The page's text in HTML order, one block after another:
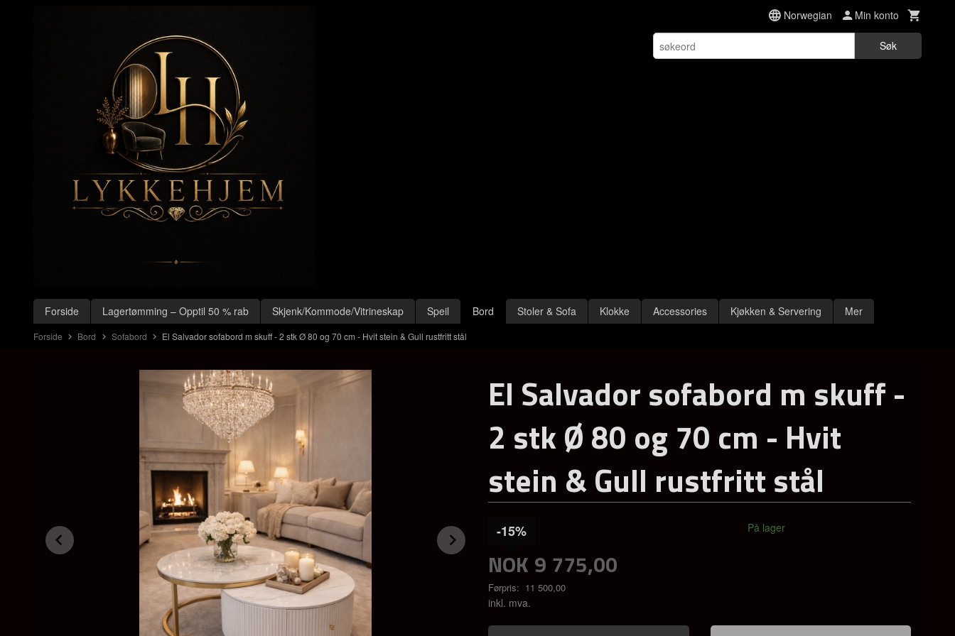
Norwegian Min konto
Søk
Produkter
Forside Lagertømming – Opptil 50 % rab Skjenk/Kommode/Vitrineskap Speil Bord Stoler & Sofa Klokke Accessories Kjøkken & Servering Mer
Forside Bord Sofabord El Salvador sofabord m skuff - 2 stk Ø 80 og 70 cm - Hvit stein & Gull rustfritt stål
El Salvador sofabord m skuff -
2 stk Ø 80 og 70 cm - Hvit
stein & Gull rustfritt stål
NOK 9 775,00
Førpris: 11 500,00
Rabatt
-15%
inkl. mva.
På lager